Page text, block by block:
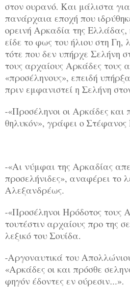
στον ουρανό. Και μάλιστα
πανάρχαια εποχή που
ορεινή Αρκαδία της
είδε το φως του ήλιου στη Γη,
τότε που δεν υπήρχε Σελήνη
τους αρχαίους Αρκάδες τους
«προσέληνους», επειδή
πριν εμφανιστεί η Σελήνη
-«Προσέληνοι οι Αρκάδες και
θηλυκόν», γράφει ο Στέφανος
-«Αι νύμφαι της Αρκαδίας
προσελήνιδες», αναφέρει το
Αλεξανδρέως.
-«Προσέληνοι Ηρόδοτος τους
τουτέστιν αρχαίους προ της
λεξικό του Σουίδα.
-Αργοναυτικά του
«Αρκάδες οι και πρόσθε
φηγόν έδοντες εν ούρεσιν...».